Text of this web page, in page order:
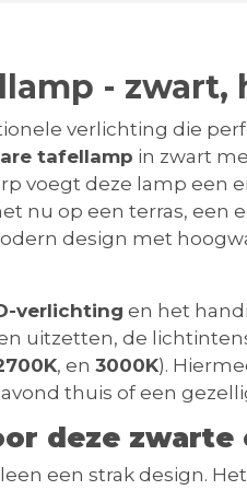
- zwart,
verlichting die
tafellamp in zwart
voegt deze lamp een
nu op een terras, een
design met
verlichting en het
uitzetten, de
, en 3000K).
thuis of een
deze zwarte
een strak design.